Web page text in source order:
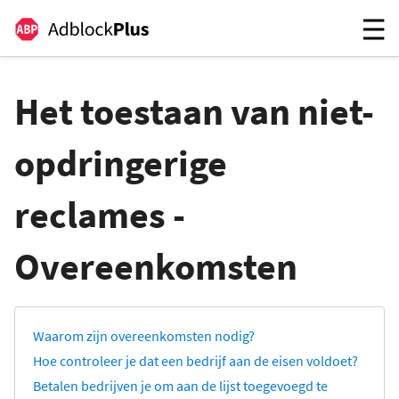
Het toestaan van niet-
opdringerige
reclames -
Overeenkomsten
Waarom zijn overeenkomsten nodig?
Hoe controleer je dat een bedrijf aan de eisen voldoet?
Betalen bedrijven je om aan de lijst toegevoegd te